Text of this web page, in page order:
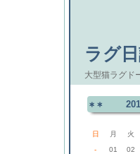
ラグ
大型猫ラグド
日 月 火
-
01 02